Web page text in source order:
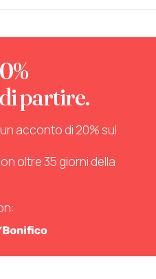
partire.
acconto di 20% sul
oltre 35 giorni della